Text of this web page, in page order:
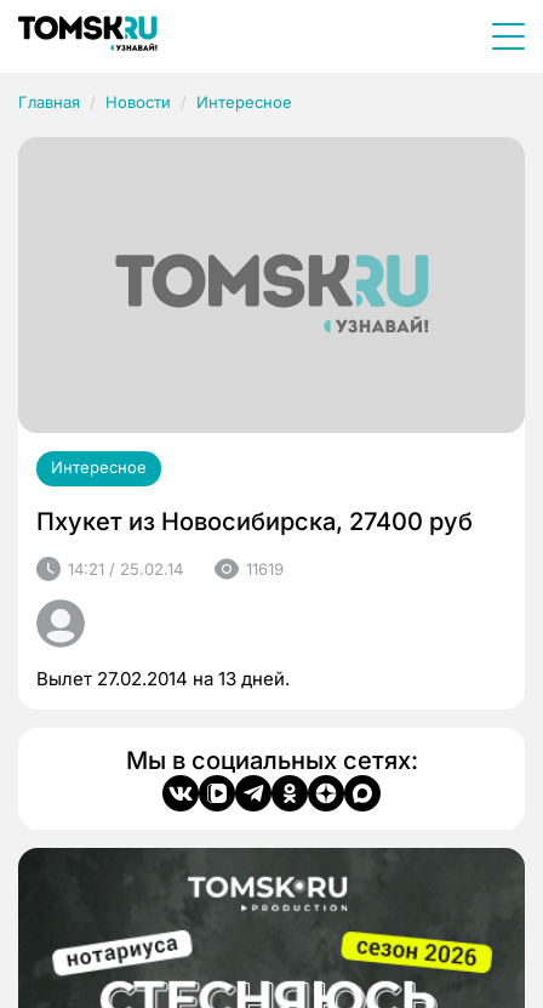
Главная Новости Интересное
Интересное
Пхукет из Новосибирска, 27400 руб
14:21 / 25.02.14 11619
Вылет 27.02.2014 на 13 дней.
Мы в социальных сетях: